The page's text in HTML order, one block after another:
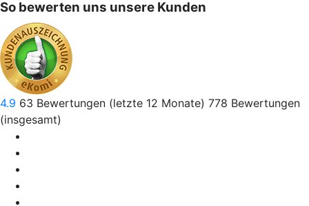
So bewerten uns unsere Kunden
4.9 63 Bewertungen (letzte 12 Monate) 778 Bewertungen
(insgesamt)